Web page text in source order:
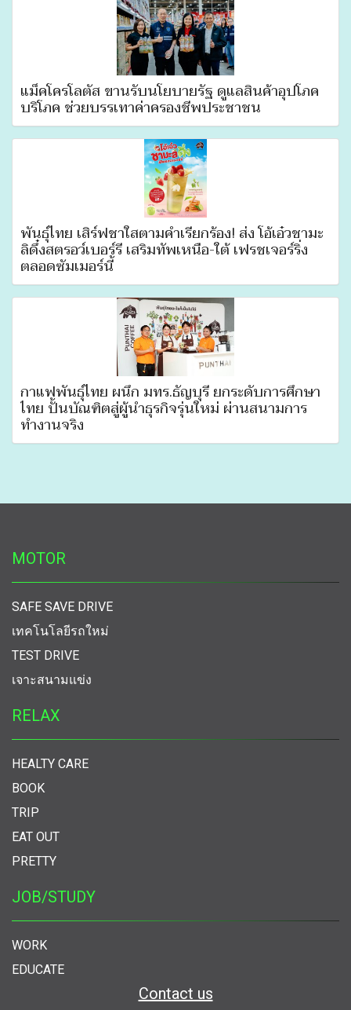
แม็คโครโลตัส ขานรับนโยบายรัฐ ดูแลสินค้าอุปโภค
บริโภค ช่วยบรรเทาค่าครองชีพประชาชน
พันธุ์ไทย เสิร์ฟชาใสตามคำเรียกร้อง! ส่ง โอ้เอ๋วชามะ
ลิดึ๋งสตรอว์เบอร์รี เสริมทัพเหนือ-ใต้ เฟรชเจอร์ริ่ง
ตลอดซัมเมอร์นี้
กาแฟพันธุ์ไทย ผนึก มทร.ธัญบุรี ยกระดับการศึกษา
ไทย ปั้นบัณฑิตสู่ผู้นำธุรกิจรุ่นใหม่ ผ่านสนามการ
ทำงานจริง
MOTOR
SAFE SAVE DRIVE
เทคโนโลยีรถใหม่
TEST DRIVE
เจาะสนามแข่ง
RELAX
HEALTY CARE
BOOK
TRIP
EAT OUT
PRETTY
JOB/STUDY
WORK
EDUCATE
Contact us